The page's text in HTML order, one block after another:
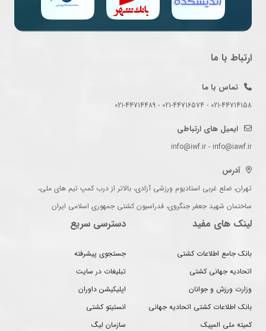
ارتباط با ما
تماس با ما
021-44714158 - 021-44716574 - 021-44714489
ایمیل های ارتباطی
info@iwf.ir - info@iawf.ir
آدرس
تهران، ضلع غربی استادیوم ورزشی آزادی، بالاتر از درب کمپ تیم های ملی،
ساختمان شهید جعفر جنگروی، فدراسیون کشتی جمهوری اسلامی ایران
لینک های مفید
بانک جامع اطلاعات کشتی
اتحادیه جهانی کشتی
وزارت ورزش و جوانان
بانک اطلاعات کشتی اتحادیه جهانی
کمیته ملی المپیک
دسترسی سریع
جستجوی پیشرفته
تبلیغات در سایت
اپلیکیشن داوران
انستیتو کشتی
سازمان لیگ